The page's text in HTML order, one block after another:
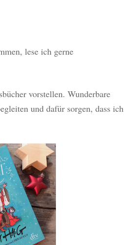
lese ich gerne
vorstellen. Wunderbare
und dafür sorgen, dass ich